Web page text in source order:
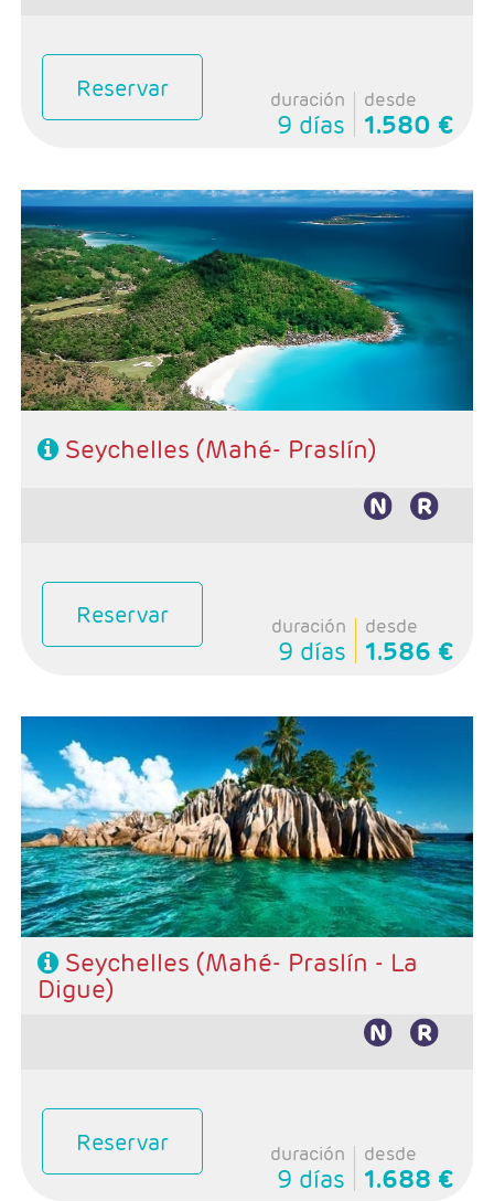
Reservar duración
9 días
desde
1.580 €
Salidas: Diarias
Combinado Mahé - Praslín
Hoteles de su elección
Seychelles (Mahé- Praslín)
Reservar duración
9 días
desde
1.586 €
Salidas: Diarias
Combinado Mahé - Praslín - La Digue
Hoteles de su elección
Seychelles (Mahé- Praslín - La
Digue)
Reservar duración
9 días
desde
1.688 €